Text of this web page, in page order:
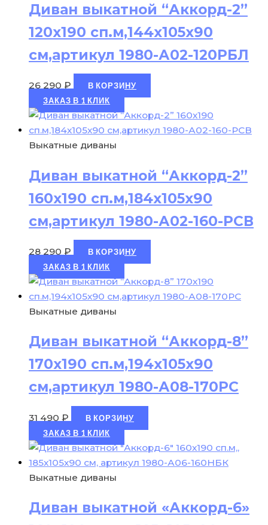
Диван выкатной “Аккорд-2”
120х190 сп.м,144х105х90
см,артикул 1980-А02-120РБЛ
26 290 ₽
В КОРЗИНУ
ЗАКАЗ В 1 КЛИК
Выкатные диваны
Диван выкатной “Аккорд-2”
160х190 сп.м,184х105х90
см,артикул 1980-А02-160-РСВ
28 290 ₽
В КОРЗИНУ
ЗАКАЗ В 1 КЛИК
Выкатные диваны
Диван выкатной “Аккорд-8”
170х190 сп.м,194х105х90
см,артикул 1980-А08-170РС
31 490 ₽
В КОРЗИНУ
ЗАКАЗ В 1 КЛИК
Выкатные диваны
Диван выкатной «Аккорд-6»